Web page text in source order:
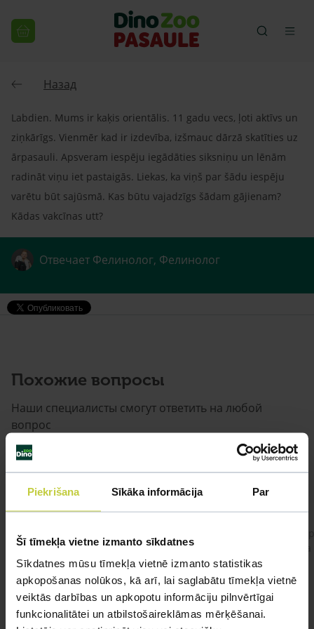
Piekrišana Sīkāka informācija Par
Šī tīmekļa vietne izmanto sīkdatnes
Sīkdatnes mūsu tīmekļa vietnē izmanto statistikas
apkopošanas nolūkos, kā arī, lai saglabātu tīmekļa vietnē
veiktās darbības un apkopotu informāciju pilnvērtīgai
funkcionalitātei un atbilstošaireklāmas mērķēšanai.
Назад
Labdien. Mums ir kaķis orientālis. 11 gadu vecs, ļoti aktīvs un
ziņkārīgs. Vienmēr kad ir izdevība, izšmauc dārzā skatīties uz
ārpasauli. Apsveram iespēju iegādāties siksniņu un lēnām
radināt viņu iet pastaigās. Liekas, ka viņš par šādu iespēju
varētu būt sajūsmā. Kas būtu vajadzīgs šādam gājienam?
Kādas vakcīnas utt?
Отвечает Фелинолог, Фелинолог
Похожие вопросы
Наши специалисты смогут ответить на любой
вопрос
garnelēm kārbiņās apakšā.Kādas sekas varētu
būt?Kā kaķis varētu reağēt...Ko darīt?
#kakis #apedis